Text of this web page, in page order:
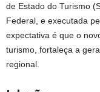
de Estado do Turismo
Federal, e executada
expectativa é que o
turismo, fortaleça a
regional.